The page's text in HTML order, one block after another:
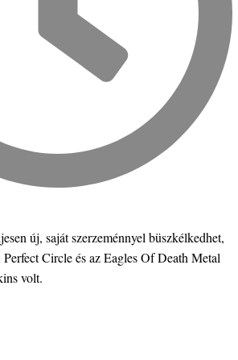
új, saját szerzeménnyel büszkélkedhet,
Circle és az Eagles Of Death Metal
volt.